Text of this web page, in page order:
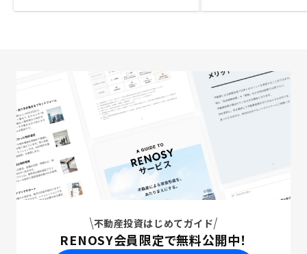
不動産投資はじめてガイド
RENOSY会員限定で無料公開中！